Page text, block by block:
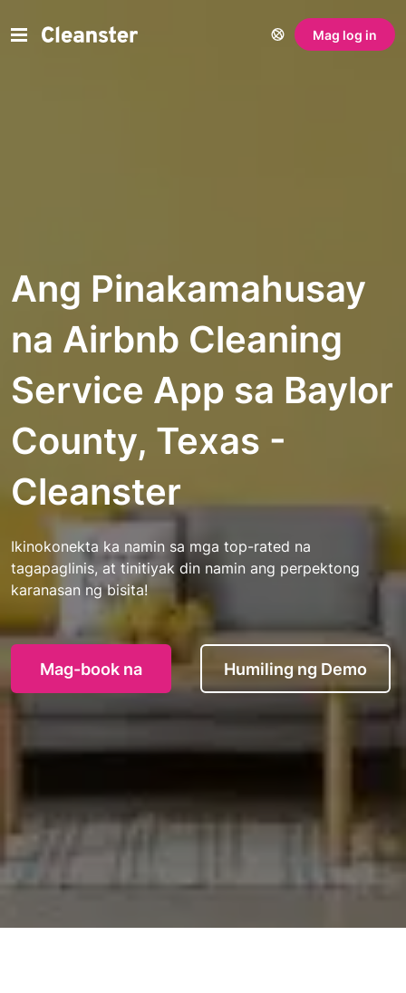
Mag log in
Ang Pinakamahusay
na Airbnb Cleaning
Service App sa Baylor
County, Texas -
Cleanster
Ikinokonekta ka namin sa mga top-rated na
tagapaglinis, at tinitiyak din namin ang perpektong
karanasan ng bisita!
Mag-book na Humiling ng Demo